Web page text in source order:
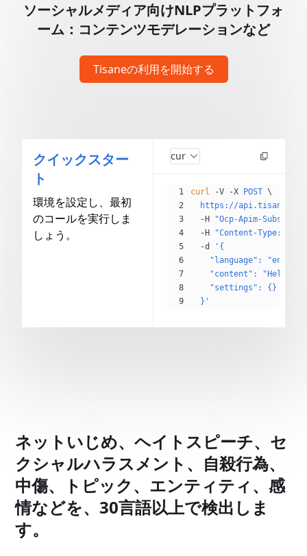
ソーシャルメディア向けNLPプラットフォ
ーム：コンテンツモデレーションなど
Tisaneの利用を開始する
クイックスター
ト
環境を設定し、最初
のコールを実行しま
しょう。
curl
curl -V -X POST \
https://
  -H
"Ocp-Apim-
  -H
"Content-Type:
  -d
'{
    "language": "en",
"content": "Hello
    "settings": {}
  }'
ネットいじめ、ヘイトスピーチ、セ
クシャルハラスメント、自殺行為、
中傷、トピック、エンティティ、感
情などを、30言語以上で検出しま
す。